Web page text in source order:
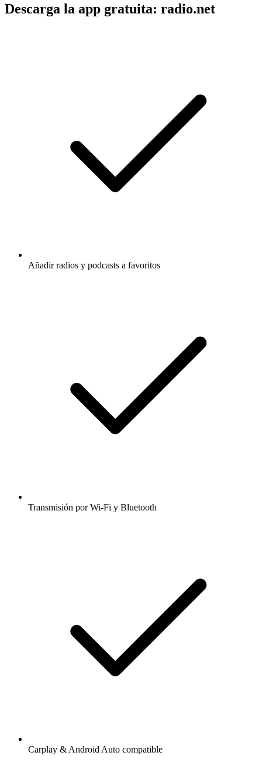
Descarga la app gratuita: radio.net
Añadir radios y podcasts a favoritos
Transmisión por Wi-Fi y Bluetooth
Carplay & Android Auto compatible